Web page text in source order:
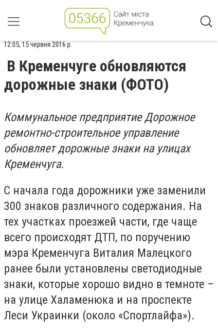
12:05, 15 червня 2016 р.
В Кременчуге обновляются
дорожные знаки (ФОТО)
Коммунальное предприятие Дорожное
ремонтно-строительное управление
обновляет дорожные знаки на улицах
Кременчуга.
С начала года дорожники уже заменили
300 знаков различного содержания. На
тех участках проезжей части, где чаще
всего происходят ДТП, по поручению
мэра Кременчуга Виталия Малецкого
ранее были установлены светодиодные
знаки, которые хорошо видно в темноте –
на улице Халаменюка и на проспекте
Леси Украинки (около «Спортлайфа»).